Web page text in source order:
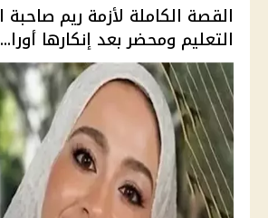
التعليم ومحضر بعد إنكارها أورا...